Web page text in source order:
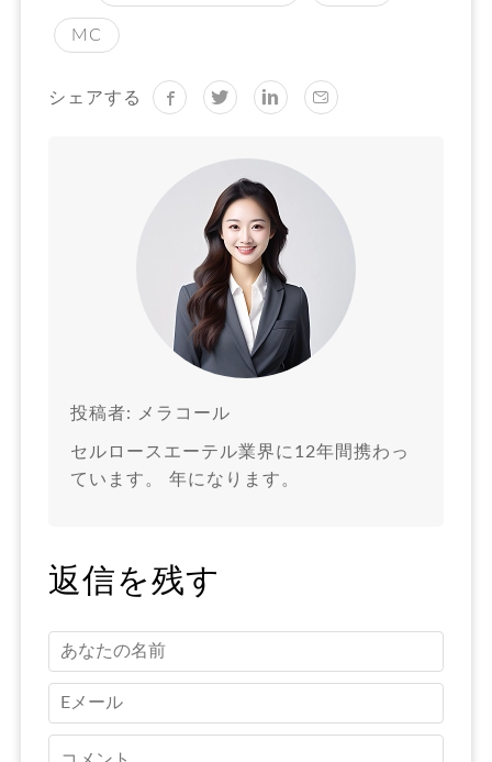
MC
シェアする
投稿者: メラコール
セルロースエーテル業界に12年間携わっ
ています。 年になります。
返信を残す